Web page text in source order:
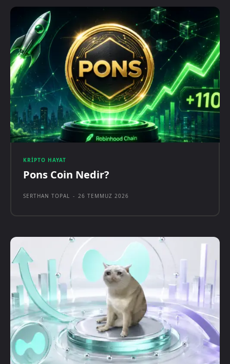
KRIPTO HAYAT
Pons Coin Nedir?
SERTHAN TOPAL - 26 TEMMUZ 2026